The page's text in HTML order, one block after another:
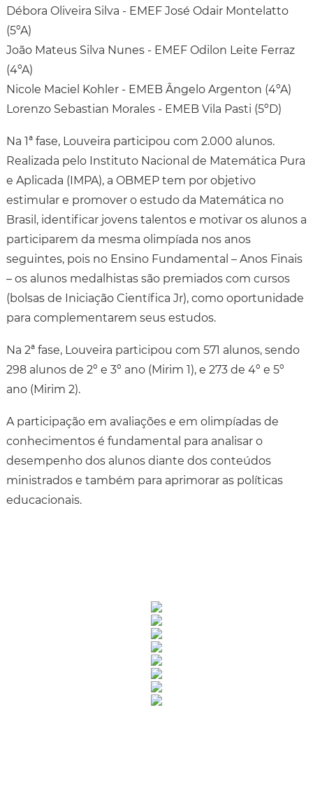
Débora Oliveira Silva - EMEF José Odair Montelatto
(5ºA)
João Mateus Silva Nunes - EMEF Odilon Leite Ferraz
(4ºA)
Nicole Maciel Kohler - EMEB Ângelo Argenton (4ºA)
Lorenzo Sebastian Morales - EMEB Vila Pasti (5ºD)
Na 1ª fase, Louveira participou com 2.000 alunos.
Realizada pelo Instituto Nacional de Matemática Pura
e Aplicada (IMPA), a OBMEP tem por objetivo
estimular e promover o estudo da Matemática no
Brasil, identificar jovens talentos e motivar os alunos a
participarem da mesma olimpíada nos anos
seguintes, pois no Ensino Fundamental – Anos Finais
– os alunos medalhistas são premiados com cursos
(bolsas de Iniciação Científica Jr), como oportunidade
para complementarem seus estudos.
Na 2ª fase, Louveira participou com 571 alunos, sendo
298 alunos de 2º e 3º ano (Mirim 1), e 273 de 4º e 5º
ano (Mirim 2).
A participação em avaliações e em olimpíadas de
conhecimentos é fundamental para analisar o
desempenho dos alunos diante dos conteúdos
ministrados e também para aprimorar as políticas
educacionais.